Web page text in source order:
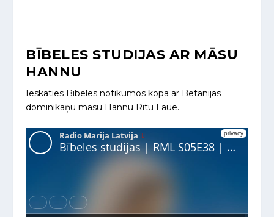
BĪBELES STUDIJAS AR MĀSU
HANNU
Ieskaties Bībeles notikumos kopā ar Betānijas
dominikāņu māsu Hannu Ritu Laue.